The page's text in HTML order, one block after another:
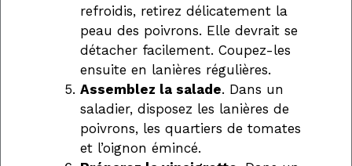
refroidis, retirez délicatement la
peau des poivrons. Elle devrait se
détacher facilement. Coupez-les
ensuite en lanières régulières.
Assemblez la salade. Dans un
saladier, disposez les lanières de
poivrons, les quartiers de tomates
et l’oignon émincé.